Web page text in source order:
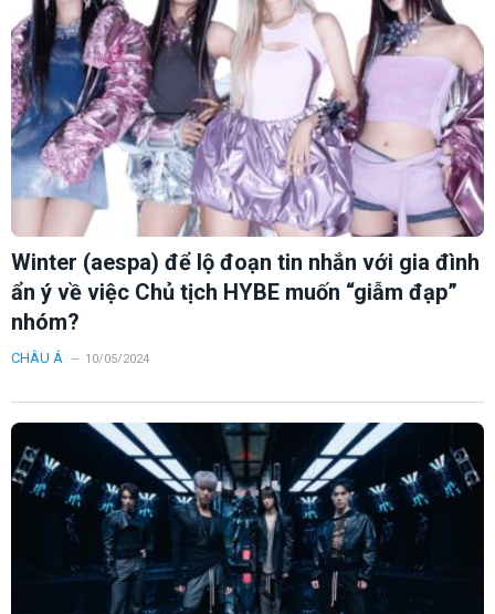
Winter (aespa) để lộ đoạn tin nhắn với gia đình
ẩn ý về việc Chủ tịch HYBE muốn “giẫm đạp”
nhóm?
CHÂU Á 10/05/2024